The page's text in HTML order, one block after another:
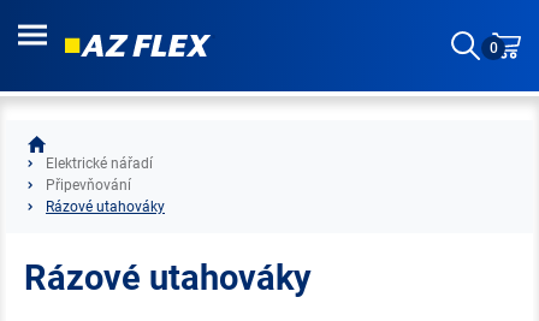
0
Elektrické nářadí
Připevňování
Rázové utahováky
Rázové utahováky